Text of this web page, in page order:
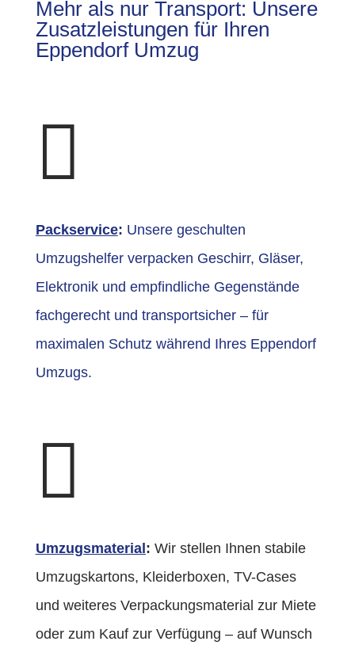
Mehr als nur Transport: Unsere
Zusatzleistungen für Ihren
Eppendorf Umzug

Packservice: Unsere geschulten
Umzugshelfer verpacken Geschirr, Gläser,
Elektronik und empfindliche Gegenstände
fachgerecht und transportsicher – für
maximalen Schutz während Ihres Eppendorf
Umzugs.

Umzugsmaterial : Wir stellen Ihnen stabile
Umzugskartons, Kleiderboxen, TV-Cases
und weiteres Verpackungsmaterial zur Miete
oder zum Kauf zur Verfügung – auf Wunsch